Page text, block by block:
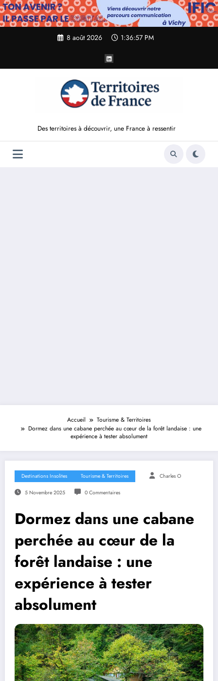
Aller
au
contenu
8 août 2026 1:36:59 PM
Des territoires à découvrir, une France à ressentir
Accueil
Tourisme & Territoires
Dormez dans une cabane perchée au cœur de la forêt landaise : une
expérience à tester absolument
Destinations Insolites Tourisme & Territoires Charles O
5 Novembre 2025 0 Commentaires
Dormez dans une cabane
perchée au cœur de la
forêt landaise : une
expérience à tester
absolument